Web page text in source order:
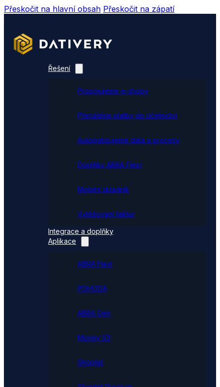
Přeskočit na hlavní obsah Přeskočit na zápatí
Řešení
Propojujeme e-shopy
Přenášíme platby do účetnictví
Automatizujeme data a procesy
Doplňky ABRA Flexi
Mobilní skladník
Vytěžování faktur
Integrace a doplňky
Aplikace
ABRA Flexi
POHODA
ABRA Gen
Money S3
Shoptet